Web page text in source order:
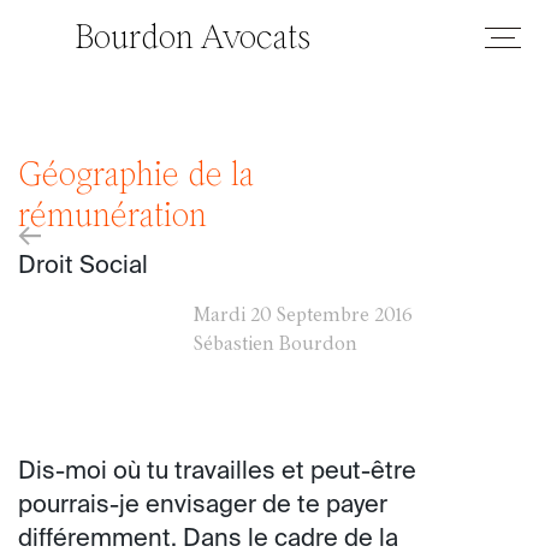
Bourdon Avocats
Géographie de la
rémunération
Droit Social
Mardi 20 Septembre 2016
Sébastien Bourdon
Dis-moi où tu travailles et peut-être
pourrais-je envisager de te payer
différemment. Dans le cadre de la
←